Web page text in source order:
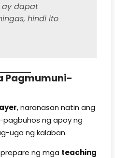
ay dapat
hindi ito
Pagmumuni-
, naranasan natin ang
ng apoy ng
uga ng kalaban.
ng mga teaching